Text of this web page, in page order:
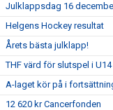
Julklappsdag 16
Helgens Hockey resultat
Årets bästa julklapp!
THF värd för slutspel i
A-laget kör på i
12 620 kr Cancerfonden